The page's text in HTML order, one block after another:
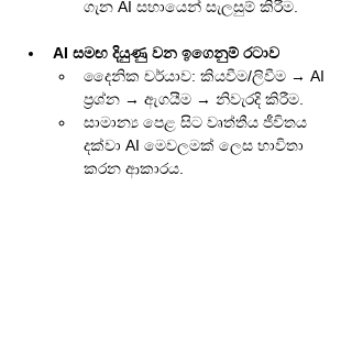
ගැන AI සහායෙන් සැලසුම් කිරීම.
AI සමඟ දියුණු වන ඉගෙනුම් රටාව
දෛනික චර්යාව: කියවීම/ලිවීම → AI
ප්‍රශ්න → ඇගයීම → නිවැරදි කිරීම.
සාමාන්‍ය පෙළ සිට වෘත්තීය ජීවිතය
දක්වා AI මෙවලමක් ලෙස භාවිතා
කරන ආකාරය.